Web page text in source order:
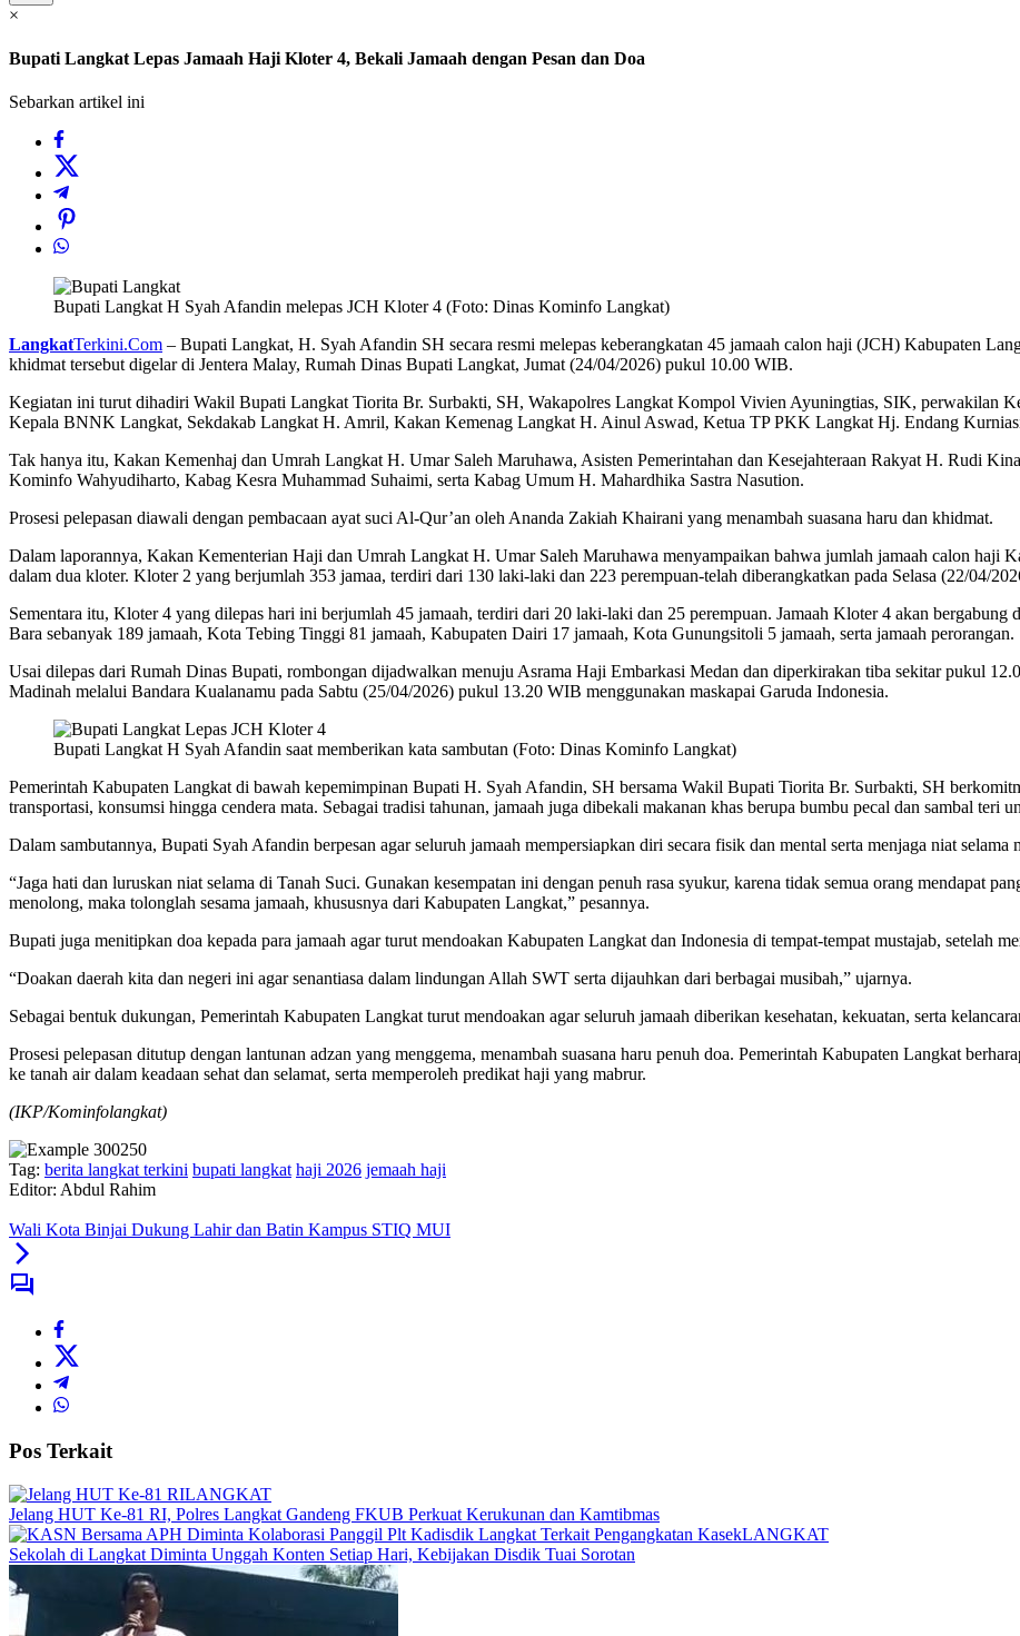
×
Bupati Langkat Lepas Jamaah Haji Kloter 4, Bekali Jamaah dengan Pesan dan Doa
Sebarkan artikel ini
Bupati Langkat H Syah Afandin melepas JCH Kloter 4 (Foto: Dinas Kominfo Langkat)
LangkatTerkini.Com – Bupati Langkat, H. Syah Afandin SH secara resmi melepas keberangkatan 45 jamaah calon haji (JCH) Kabupaten
khidmat tersebut digelar di Jentera Malay, Rumah Dinas Bupati Langkat, Jumat (24/04/2026) pukul 10.00 WIB.
Kegiatan ini turut dihadiri Wakil Bupati Langkat Tiorita Br. Surbakti, SH, Wakapolres Langkat Kompol Vivien Ayuningtias, SIK, perwakilan
Kepala BNNK Langkat, Sekdakab Langkat H. Amril, Kakan Kemenag Langkat H. Ainul Aswad, Ketua TP PKK Langkat Hj. Endang
Tak hanya itu, Kakan Kemenhaj dan Umrah Langkat H. Umar Saleh Maruhawa, Asisten Pemerintahan dan Kesejahteraan Rakyat H. Rudi
Kominfo Wahyudiharto, Kabag Kesra Muhammad Suhaimi, serta Kabag Umum H. Mahardhika Sastra Nasution.
Prosesi pelepasan diawali dengan pembacaan ayat suci Al-Qur’an oleh Ananda Zakiah Khairani yang menambah suasana haru dan khidmat.
Dalam laporannya, Kakan Kementerian Haji dan Umrah Langkat H. Umar Saleh Maruhawa menyampaikan bahwa jumlah jamaah calon haji
dalam dua kloter. Kloter 2 yang berjumlah 353 jamaa, terdiri dari 130 laki-laki dan 223 perempuan-telah diberangkatkan pada Selasa (22/04/
Sementara itu, Kloter 4 yang dilepas hari ini berjumlah 45 jamaah, terdiri dari 20 laki-laki dan 25 perempuan. Jamaah Kloter 4 akan bergabung
Bara sebanyak 189 jamaah, Kota Tebing Tinggi 81 jamaah, Kabupaten Dairi 17 jamaah, Kota Gunungsitoli 5 jamaah, serta jamaah perorangan.
Usai dilepas dari Rumah Dinas Bupati, rombongan dijadwalkan menuju Asrama Haji Embarkasi Medan dan diperkirakan tiba sekitar pukul
Madinah melalui Bandara Kualanamu pada Sabtu (25/04/2026) pukul 13.20 WIB menggunakan maskapai Garuda Indonesia.
Bupati Langkat H Syah Afandin saat memberikan kata sambutan (Foto: Dinas Kominfo Langkat)
Pemerintah Kabupaten Langkat di bawah kepemimpinan Bupati H. Syah Afandin, SH bersama Wakil Bupati Tiorita Br. Surbakti, SH
transportasi, konsumsi hingga cendera mata. Sebagai tradisi tahunan, jamaah juga dibekali makanan khas berupa bumbu pecal dan sambal teri
Dalam sambutannya, Bupati Syah Afandin berpesan agar seluruh jamaah mempersiapkan diri secara fisik dan mental serta menjaga niat selama
“Jaga hati dan luruskan niat selama di Tanah Suci. Gunakan kesempatan ini dengan penuh rasa syukur, karena tidak semua orang mendapat
menolong, maka tolonglah sesama jamaah, khususnya dari Kabupaten Langkat,” pesannya.
Bupati juga menitipkan doa kepada para jamaah agar turut mendoakan Kabupaten Langkat dan Indonesia di tempat-tempat mustajab, setelah
“Doakan daerah kita dan negeri ini agar senantiasa dalam lindungan Allah SWT serta dijauhkan dari berbagai musibah,” ujarnya.
Sebagai bentuk dukungan, Pemerintah Kabupaten Langkat turut mendoakan agar seluruh jamaah diberikan kesehatan, kekuatan, serta
Prosesi pelepasan ditutup dengan lantunan adzan yang menggema, menambah suasana haru penuh doa. Pemerintah Kabupaten Langkat
ke tanah air dalam keadaan sehat dan selamat, serta memperoleh predikat haji yang mabrur.
(IKP/Kominfolangkat)
Tag: berita langkat terkini bupati langkat haji 2026 jemaah haji
Editor: Abdul Rahim
Wali Kota Binjai Dukung Lahir dan Batin Kampus STIQ MUI
Pos Terkait
LANGKAT
Jelang HUT Ke-81 RI, Polres Langkat Gandeng FKUB Perkuat Kerukunan dan Kamtibmas
LANGKAT
Sekolah di Langkat Diminta Unggah Konten Setiap Hari, Kebijakan Disdik Tuai Sorotan